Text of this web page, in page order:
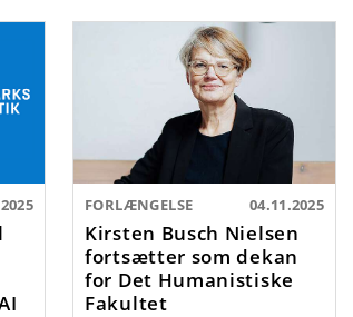
FORLÆNGELSE 04.11.2025
Kirsten Busch Nielsen
fortsætter som dekan
for Det Humanistiske
Fakultet